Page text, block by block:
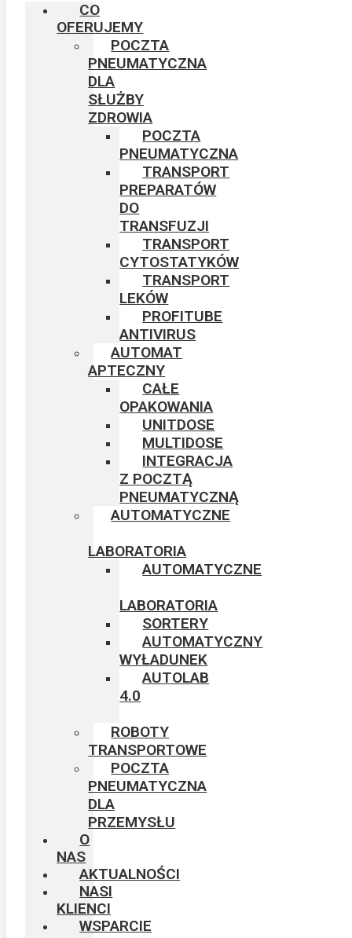
CO
OFERUJEMY
POCZTA
PNEUMATYCZNA
DLA
SŁUŻBY
ZDROWIA
POCZTA
PNEUMATYCZNA
TRANSPORT
PREPARATÓW
DO
TRANSFUZJI
TRANSPORT
CYTOSTATYKÓW
TRANSPORT
LEKÓW
PROFITUBE
ANTIVIRUS
AUTOMAT
APTECZNY
CAŁE
OPAKOWANIA
UNITDOSE
MULTIDOSE
INTEGRACJA
Z POCZTĄ
PNEUMATYCZNĄ
AUTOMATYCZNE
LABORATORIA
AUTOMATYCZNE
LABORATORIA
SORTERY
AUTOMATYCZNY
WYŁADUNEK​
AUTOLAB
4.0
ROBOTY
TRANSPORTOWE
POCZTA
PNEUMATYCZNA
DLA
PRZEMYSŁU
O
NAS
AKTUALNOŚCI
NASI
KLIENCI
WSPARCIE